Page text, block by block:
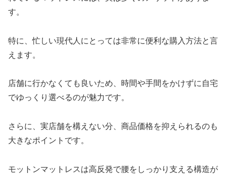
す。
特に、忙しい現代人にとっては非常に便利な購入方法と言
えます。
店舗に行かなくても良いため、時間や手間をかけずに自宅
でゆっくり選べるのが魅力です。
さらに、実店舗を構えない分、商品価格を抑えられるのも
大きなポイントです。
モットンマットレスは高反発で腰をしっかり支える構造が